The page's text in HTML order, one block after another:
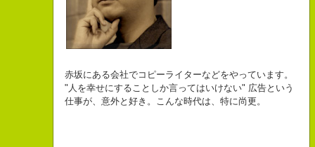
チームVision 事務局長
自己紹介ジェネレーターというサイトがある。試しにやってみた。
こんちゃっ保持壮太郎っていいます。
皆からは「保持壮太郎ピーナッツ」って呼ばれてるよ。
なにがしか書いていられるしごとはとっても
幸せでとっても怖いですが、きょうもなんとか幸せに
生きられてる私は幸せなのかもしれません。
長崎県五島市出身
３６歳
「五島列島はよいところです。
Copy writer
10周年キャンペーン中です。
初対面の人によく言われる。
「きれいな名前ですね」
こう返す。「ええ、名前だけは」
赤坂にある会社でコピーライターなどをやっています。
"人を幸せにすることしか言ってはいけない" 広告という
仕事が、意外と好き。こんな時代は、特に尚更。